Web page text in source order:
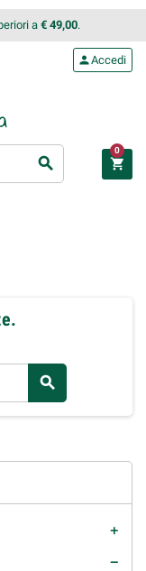
a€ 49,00.
search
personAccedi
shopping_cart
0
add
remove
search